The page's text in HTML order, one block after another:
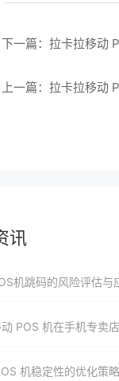
下一篇：拉卡拉移动
上一篇：拉卡拉移动
讯
机跳码的风险评估与
POS 机在手机专卖
机稳定性的优化策